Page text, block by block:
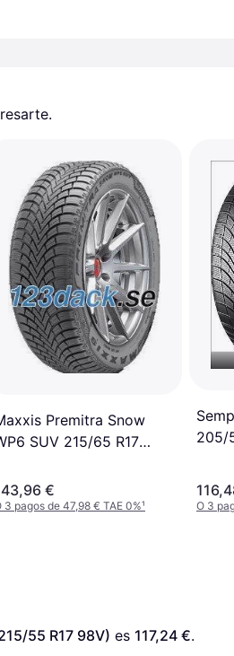
Premitra Snow
SUV 215/65 R17
€
3 pagos de 47,98 € TAE 0%¹
205/
O 3
55 R17 98V) es 117,24 €.